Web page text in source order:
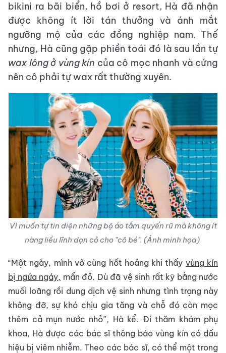
bikini ra bãi biển, hồ bơi ở resort, Hà đã nhận
được không ít lời tán thưởng và ánh mắt
ngưỡng mộ của các đồng nghiệp nam. Thế
nhưng, Hà cũng gặp phiền toái đó là sau lần tự
wax lông ở vùng kín của cô mọc nhanh và cứng
nên cô phải tự wax rất thường xuyên.
Vì muốn tự tin diện những bộ áo tắm quyến rũ mà không ít
nàng liều lĩnh dọn cỏ cho "cô bé". (Ảnh minh họa)
“Một ngày, mình vô cùng hốt hoảng khi thấy vùng kín
bị ngứa ngáy, mẩn đỏ. Dù đã vệ sinh rất kỹ bằng nước
muối loãng rồi dung dịch vệ sinh nhưng tình trạng này
không đỡ, sự khó chịu gia tăng và chỗ đó còn mọc
thêm cả mụn nước nhỏ”, Hà kể. Đi thăm khám phụ
khoa, Hà được các bác sĩ thông báo vùng kín có dấu
hiệu bị viêm nhiễm. Theo các bác sĩ, có thể một trong